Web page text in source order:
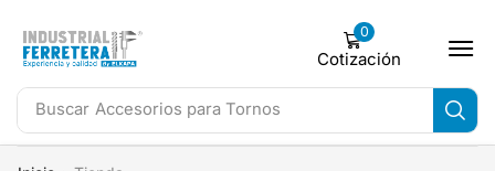
Buscar Herramientas eléctricas
0
Cotización